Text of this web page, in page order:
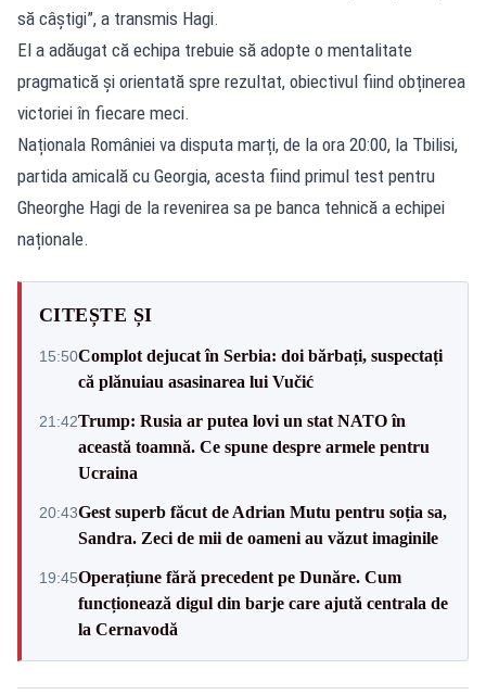
să câștigi”, a transmis Hagi.
El a adăugat că echipa trebuie să adopte o mentalitate
pragmatică și orientată spre rezultat, obiectivul fiind obținerea
victoriei în fiecare meci.
Naționala României va disputa marți, de la ora 20:00, la Tbilisi,
partida amicală cu Georgia, acesta fiind primul test pentru
Gheorghe Hagi de la revenirea sa pe banca tehnică a echipei
naționale.
CITEȘTE ȘI
15:50Complot dejucat în Serbia: doi bărbați, suspectați
că plănuiau asasinarea lui Vučić
21:42Trump: Rusia ar putea lovi un stat NATO în
această toamnă. Ce spune despre armele pentru
Ucraina
20:43Gest superb făcut de Adrian Mutu pentru soția sa,
Sandra. Zeci de mii de oameni au văzut imaginile
19:45Operațiune fără precedent pe Dunăre. Cum
funcționează digul din barje care ajută centrala de
la Cernavodă